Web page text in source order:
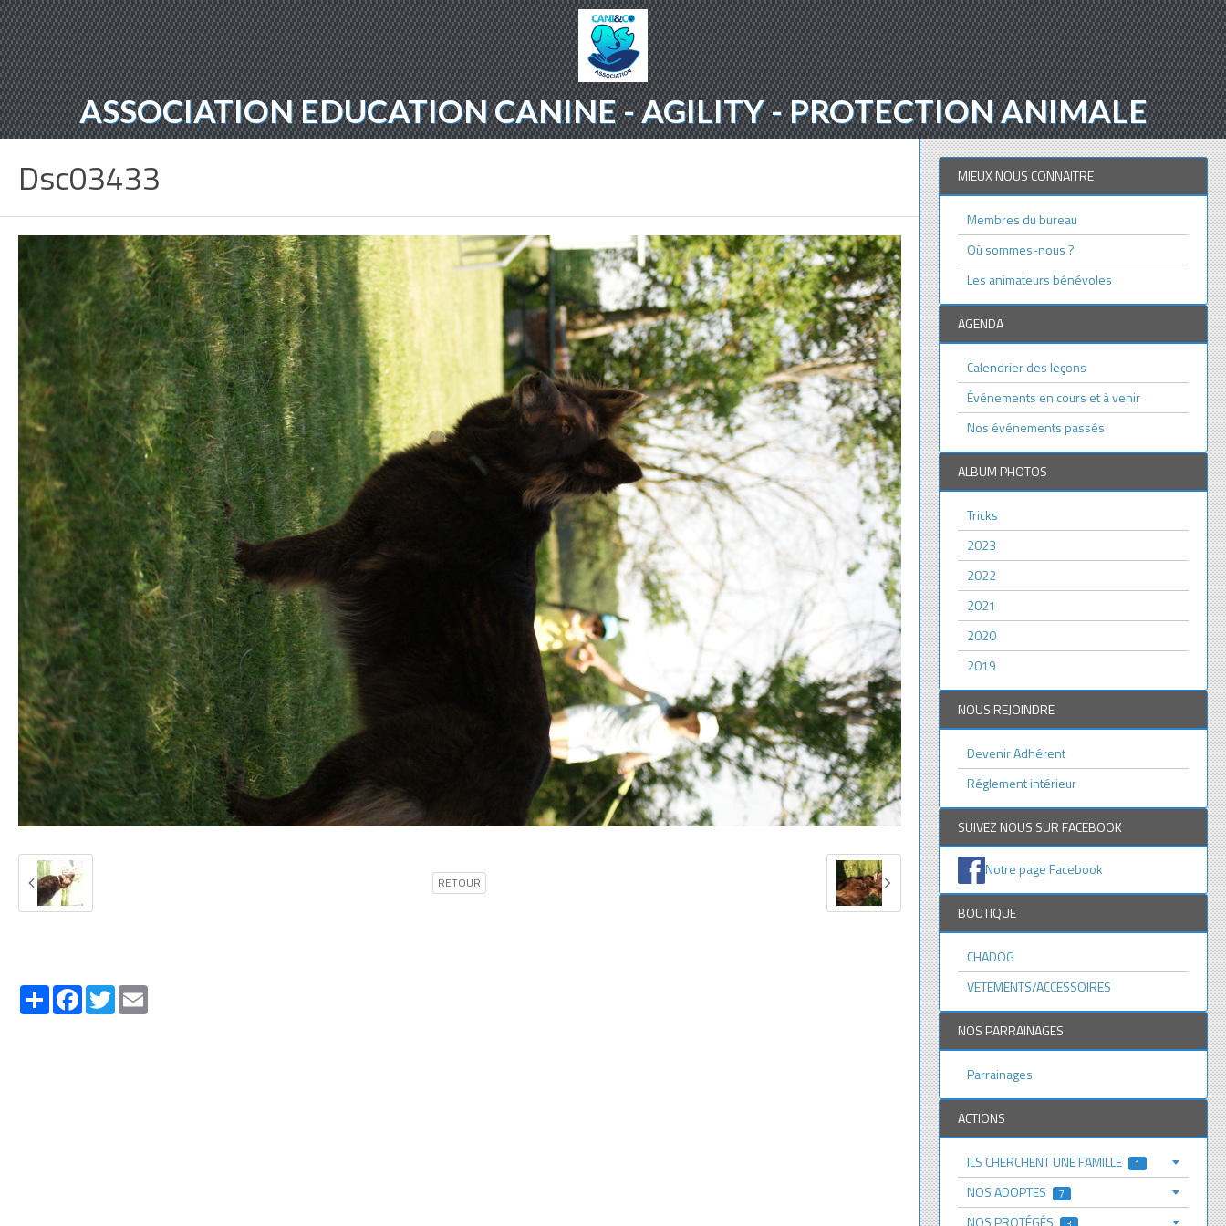
ASSOCIATION EDUCATION CANINE - AGILITY - PROTECTION ANIMALE
Dsc03433
RETOUR
PartagerFacebook
Twitter
MIEUX NOUS CONNAITRE
Membres du bureau
Où sommes-nous ?
Les animateurs bénévoles
AGENDA
Calendrier des leçons
Événements en cours et à venir
Nos événements passés
ALBUM PHOTOS
Tricks
2023
2022
2021
2020
2019
NOUS REJOINDRE
Devenir Adhérent
Réglement intérieur
SUIVEZ NOUS SUR FACEBOOK
Notre page Facebook
BOUTIQUE
CHADOG
VETEMENTS/ACCESSOIRES
NOS PARRAINAGES
Parrainages
ACTIONS
ILS CHERCHENT UNE FAMILLE 1
NOS ADOPTES 7
NOS PROTÉGÉS